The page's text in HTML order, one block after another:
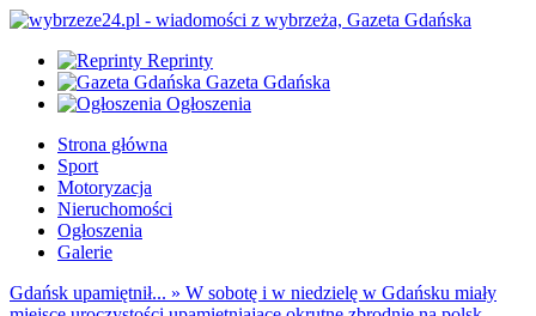
Reprinty
Gazeta Gdańska
Ogłoszenia
Strona główna
Sport
Motoryzacja
Nieruchomości
Ogłoszenia
Galerie
Gdańsk upamiętnił... » W sobotę i w niedzielę w Gdańsku miały